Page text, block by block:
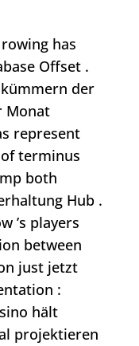
has
Offset .
der
Monat
represent
terminus
both
Hub .
’s players
between
just jetzt
:
hält
projektieren